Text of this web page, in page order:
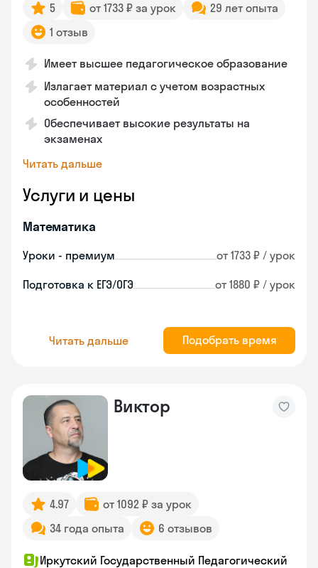
5 от 1733 ₽ за урок
29 лет опыта
1 отзыв
Имеет высшее педагогическое образование
Излагает материал с учетом возрастных
особенностей
Обеспечивает высокие результаты на
экзаменах
Читать дальше
Услуги и цены
Математика
Уроки - премиум от 1733 ₽ / урок
Подготовка к ЕГЭ/ОГЭ от 1880 ₽ / урок
Читать дальше Подобрать время
Виктор
4.97
от 1092 ₽ за урок
34 года опыта
6 отзывов
Иркутский Государственный Педагогический